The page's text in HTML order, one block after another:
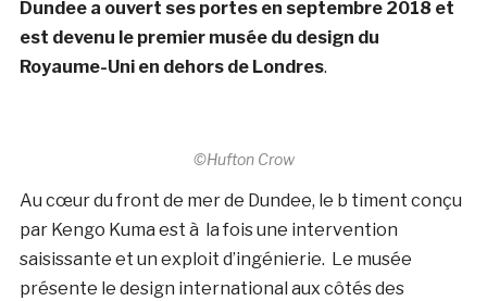
Dundee a ouvert ses portes en septembre 2018 et
est devenu le premier musée du design du
Royaume-Uni en dehors de Londres.
©Hufton Crow
Au cœur du front de mer de Dundee, le b timent conçu
par Kengo Kuma est à la fois une intervention
saisissante et un exploit d’ingénierie. Le musée
présente le design international aux côtés des